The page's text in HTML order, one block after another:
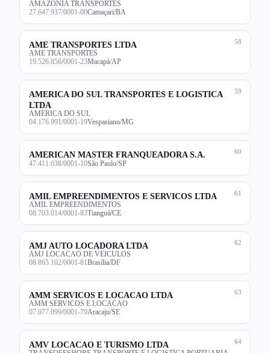
AMAZONIA TRANSPORTES
27.647.937/0001-00Camaçari/BA
58
AME TRANSPORTES LTDA
AME TRANSPORTES
19.526.856/0001-23Macapá/AP
59
AMERICA DO SUL TRANSPORTES E LOGISTICA
LTDA
AMERICA DO SUL
04.176.991/0001-19Vespasiano/MG
60
AMERICAN MASTER FRANQUEADORA S.A.
47.411.038/0001-10São Paulo/SP
61
AMIL EMPREENDIMENTOS E SERVICOS LTDA
AMIL EMPREENDIMENTOS
08.703.014/0001-83Tianguá/CE
62
AMJ AUTO LOCADORA LTDA
AMJ LOCACAO DE VEICULOS
08.865.102/0001-81 Brasília/DF
63
AMM SERVICOS E LOCACAO LTDA
AMM SERVICOS E LOCACAO
07.077.099/0001-79Aracaju/SE
64
AMV LOCACAO E TURISMO LTDA